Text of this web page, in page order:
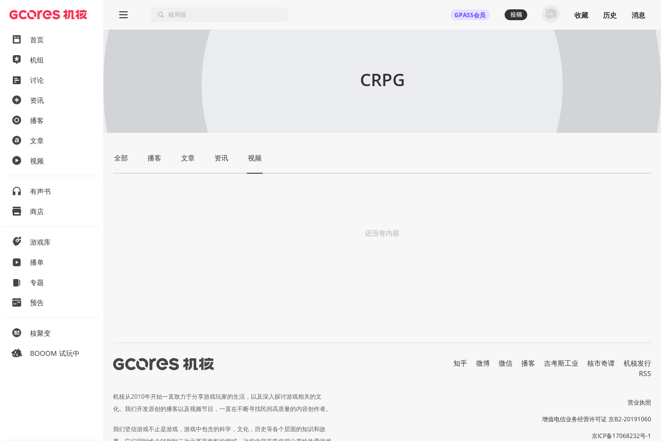
首页
机组
讨论
资讯
播客
文章
视频
有声书
商店
游戏库
播单
专题
预告
核聚变
BOOOM 试玩中
GPASS会员 收藏 历史 消息
CRPG
全部 播客 文章 资讯 视频
还没有内容
机核从2010年开始一直致力于分享游戏玩家的生活，以及深入探讨游戏相关的文
化。我们开发原创的播客以及视频节目，一直在不断寻找民间高质量的内容创作者。
我们坚信游戏不止是游戏，游戏中包含的科学，文化，历史等各个层面的知识和故
知乎 微博 微信 播客 吉考斯工业 核市奇谭
机核发行
RSS
营业执照
增值电信业务经营许可证 京B2-20191060
京ICP备17068232号-1